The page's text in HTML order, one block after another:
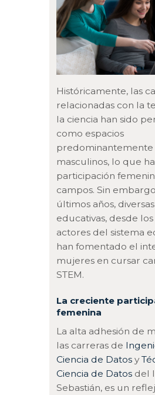
Históricamente, las
relacionadas con la
la ciencia han sido
como espacios
predominantemente
masculinos, lo que
participación
campos. Sin
últimos años,
educativas, desde
actores del sistema
han fomentado el
mujeres en cursar
STEM.
La creciente
femenina
La alta adhesión de
las carreras de
Ciencia de Datos y
Ciencia de Datos del
Sebastián, es un